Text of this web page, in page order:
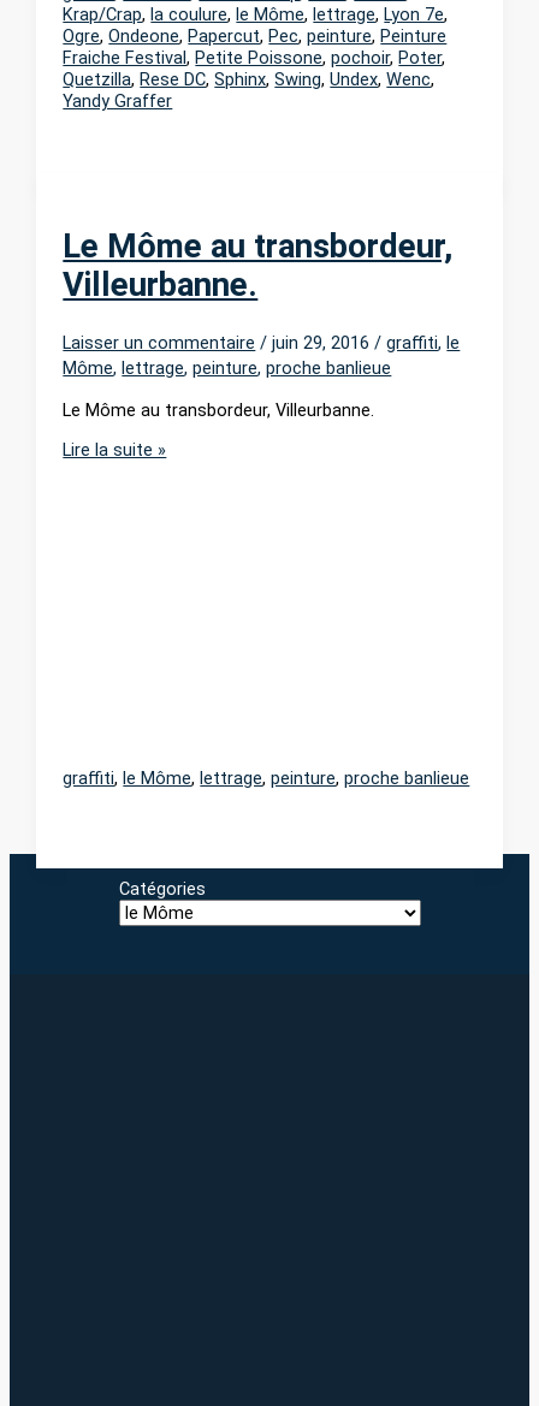
Krap/Crap,la coulure,le Môme,lettrage,Lyon 7e,
Ogre,Ondeone,Papercut,Pec,peinture,Peinture
Fraiche Festival,Petite Poissone,pochoir,Poter,
Quetzilla,Rese DC,Sphinx,Swing,Undex,Wenc,
Yandy Graffer
Le Môme au transbordeur,
Villeurbanne.
Laisser un commentaire /juin 29, 2016/graffiti, le
Môme, lettrage,peinture,proche banlieue
Le Môme au transbordeur, Villeurbanne.
Le
Lire la suite »
graffiti,le Môme,lettrage,peinture,proche banlieue
Catégories